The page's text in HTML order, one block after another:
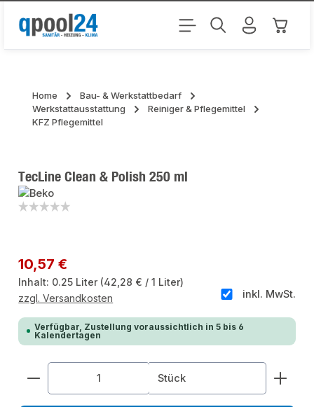
Zum Hauptinhalt springen
Home
Bau- & Werkstattbedarf
Werkstattausstattung
Reiniger & Pflegemittel
KFZ Pflegemittel
TecLine Clean & Polish 250 ml
Regulärer Preis:
10,57 €
Inhalt: 0.25 Liter (42,28 € / 1 Liter)
inkl. MwSt.
zzgl. Versandkosten
Verfügbar, Zustellung voraussichtlich in 5 bis 6
Kalendertagen
Produkt Anzahl: Gib den gewünschten Wert
Stück